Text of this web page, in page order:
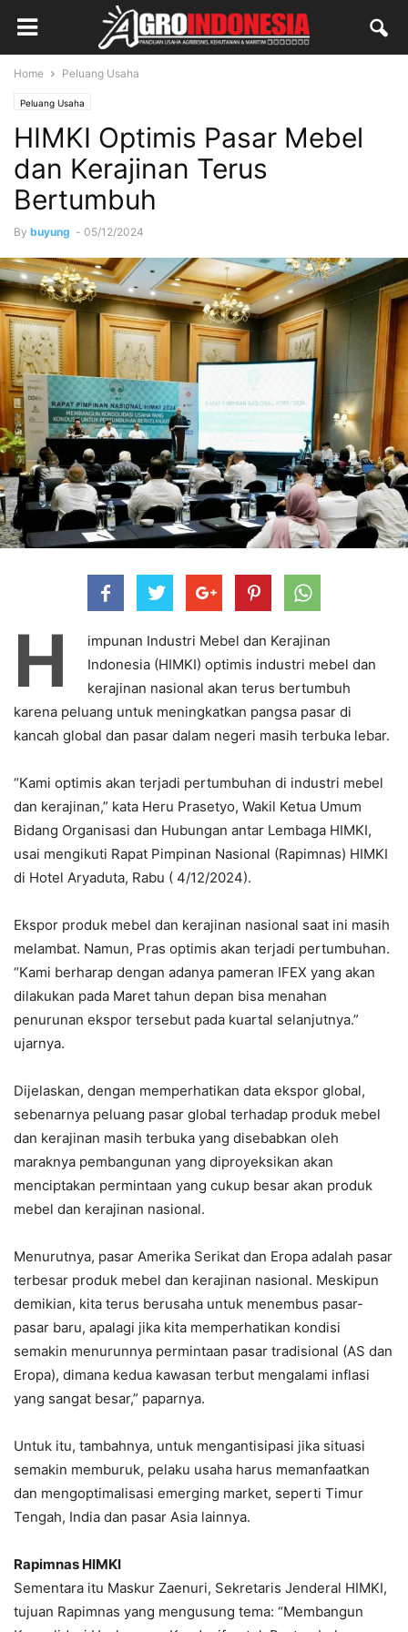
Home Peluang Usaha
Peluang Usaha
HIMKI Optimis Pasar Mebel
dan Kerajinan Terus
Bertumbuh
By buyung - 05/12/2024
H
impunan Industri Mebel dan Kerajinan
Indonesia (HIMKI) optimis industri mebel dan
kerajinan nasional akan terus bertumbuh
karena peluang untuk meningkatkan pangsa pasar di
kancah global dan pasar dalam negeri masih terbuka lebar.
“Kami optimis akan terjadi pertumbuhan di industri mebel
dan kerajinan,” kata Heru Prasetyo, Wakil Ketua Umum
Bidang Organisasi dan Hubungan antar Lembaga HIMKI,
usai mengikuti Rapat Pimpinan Nasional (Rapimnas) HIMKI
di Hotel Aryaduta, Rabu ( 4/12/2024).
Ekspor produk mebel dan kerajinan nasional saat ini masih
melambat. Namun, Pras optimis akan terjadi pertumbuhan.
“Kami berharap dengan adanya pameran IFEX yang akan
dilakukan pada Maret tahun depan bisa menahan
penurunan ekspor tersebut pada kuartal selanjutnya.”
ujarnya.
Dijelaskan, dengan memperhatikan data ekspor global,
sebenarnya peluang pasar global terhadap produk mebel
dan kerajinan masih terbuka yang disebabkan oleh
maraknya pembangunan yang diproyeksikan akan
menciptakan permintaan yang cukup besar akan produk
mebel dan kerajinan nasional.
Menurutnya, pasar Amerika Serikat dan Eropa adalah pasar
terbesar produk mebel dan kerajinan nasional. Meskipun
demikian, kita terus berusaha untuk menembus pasar-
pasar baru, apalagi jika kita memperhatikan kondisi
semakin menurunnya permintaan pasar tradisional (AS dan
Eropa), dimana kedua kawasan terbut mengalami inflasi
yang sangat besar,” paparnya.
Untuk itu, tambahnya, untuk mengantisipasi jika situasi
semakin memburuk, pelaku usaha harus memanfaatkan
dan mengoptimalisasi emerging market, seperti Timur
Tengah, India dan pasar Asia lainnya.
Rapimnas HIMKI
Sementara itu Maskur Zaenuri, Sekretaris Jenderal HIMKI,
tujuan Rapimnas yang mengusung tema: “Membangun